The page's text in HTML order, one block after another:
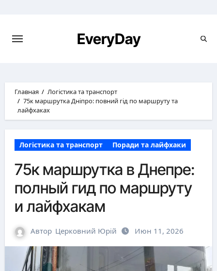
EveryDay
Главная
Логістика та транспорт
75к маршрутка Дніпро: повний гід по маршруту та
лайфхаках
Логістика та транспорт Поради та лайфхаки
75к маршрутка в Днепре:
полный гид по маршруту
и лайфхакам
Автор Церковний Юрій Июн 11, 2026